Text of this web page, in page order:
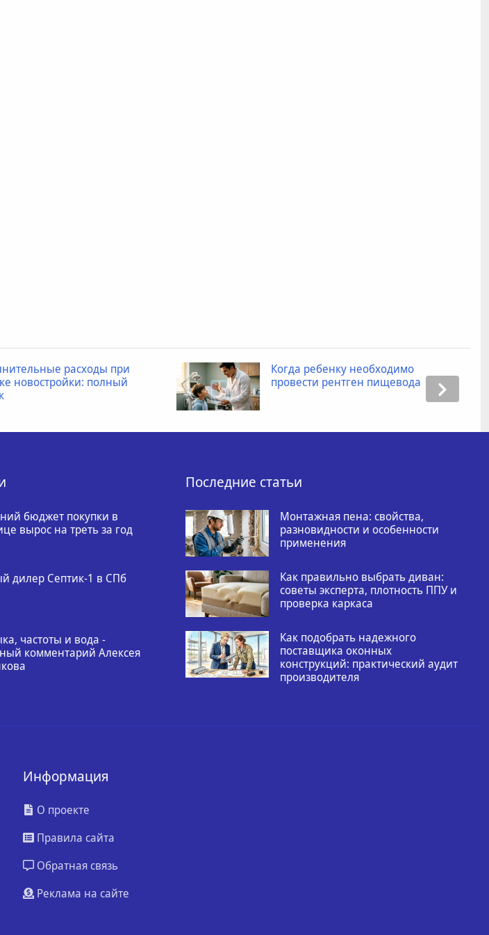
Когда ребенку необходимо
провести рентген пищевода
Промокоды для
как получить
бюджет покупки в
вырос на треть за год
дилер Септик-1 в СПб
частоты и вода -
комментарий Алексея
Последние статьи
Монтажная пена: свойства,
разновидности и особенности
применения
Как правильно выбрать диван:
советы эксперта, плотность ППУ и
проверка каркаса
Как подобрать надежного
поставщика оконных
конструкций: практический аудит
производителя
Информация
О проекте
Правила сайта
Обратная связь
Реклама на сайте